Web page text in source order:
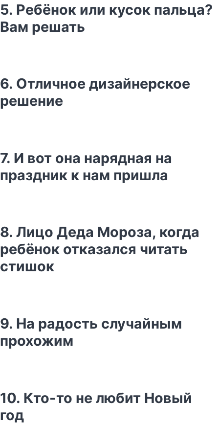
5. Ребёнок или кусок пальца?
Вам решать
6. Отличное дизайнерское
решение
7. И вот она нарядная на
праздник к нам пришла
8. Лицо Деда Мороза, когда
ребёнок отказался читать
стишок
9. На радость случайным
прохожим
10. Кто-то не любит Новый
год